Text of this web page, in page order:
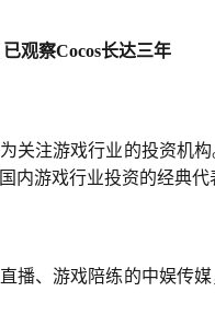
已观察Cocos长达三年
关注游戏行业的投资机
内游戏行业投资的经典代
播、游戏陪练的中娱传